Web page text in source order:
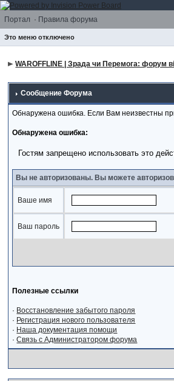
Портал · Правила форума
Это меню отключено
WAROFFLINE | Зрада чи Перемога: форум
Сообщение Форума
Обнаружена ошибка. Если Вам неизвестны
Обнаружена ошибка:
Гостям запрещено использовать это
Вы не авторизованы. Вы можете
Ваше имя
Ваш пароль
Полезные ссылки
· Восстановление забытого пароля
· Регистрация нового пользователя
· Наша документация помощи
·Связь с Администратором форума